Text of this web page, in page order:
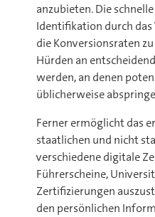
anzubieten. Die
Identifikation durch
die Konversionsraten
Hürden an
werden, an denen
üblicherweise
Ferner ermöglicht das
staatlichen und nicht
verschiedene digitale
Führerscheine,
Zertifizierungen
den persönlichen